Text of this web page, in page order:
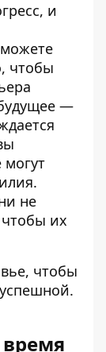
и
чтобы
—
не
их
чтобы